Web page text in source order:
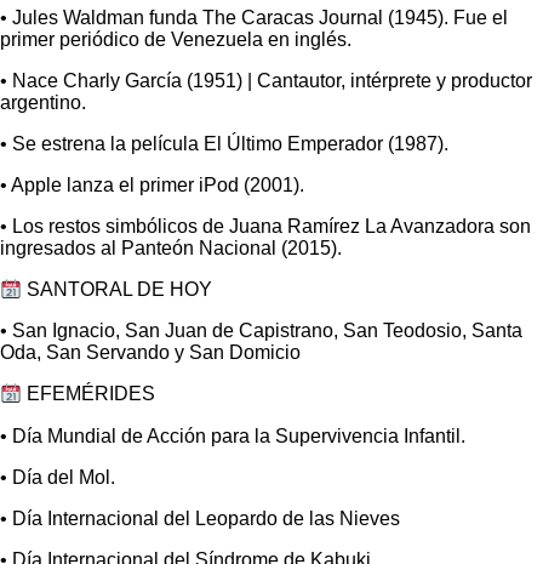
• Jules Waldman funda The Caracas Journal (1945). Fue el
primer periódico de Venezuela en inglés.
• Nace Charly García (1951) | Cantautor, intérprete y productor
argentino.
• Se estrena la película El Último Emperador (1987).
• Apple lanza el primer iPod (2001).
• Los restos simbólicos de Juana Ramírez La Avanzadora son
ingresados al Panteón Nacional (2015).
SANTORAL DE HOY
• San Ignacio, San Juan de Capistrano, San Teodosio, Santa
Oda, San Servando y San Domicio
EFEMÉRIDES
• Día Mundial de Acción para la Supervivencia Infantil.
• Día del Mol.
• Día Internacional del Leopardo de las Nieves
• Día Internacional del Síndrome de Kabuki